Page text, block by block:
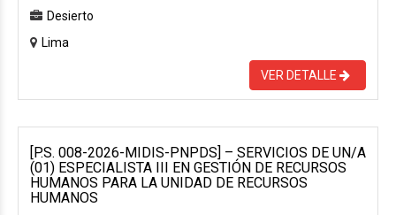
Desierto
Lima
VER DETALLE
[P.S. 008-2026-MIDIS-PNPDS] – SERVICIOS DE UN/A
(01) ESPECIALISTA III EN GESTIÓN DE RECURSOS
HUMANOS PARA LA UNIDAD DE RECURSOS
HUMANOS